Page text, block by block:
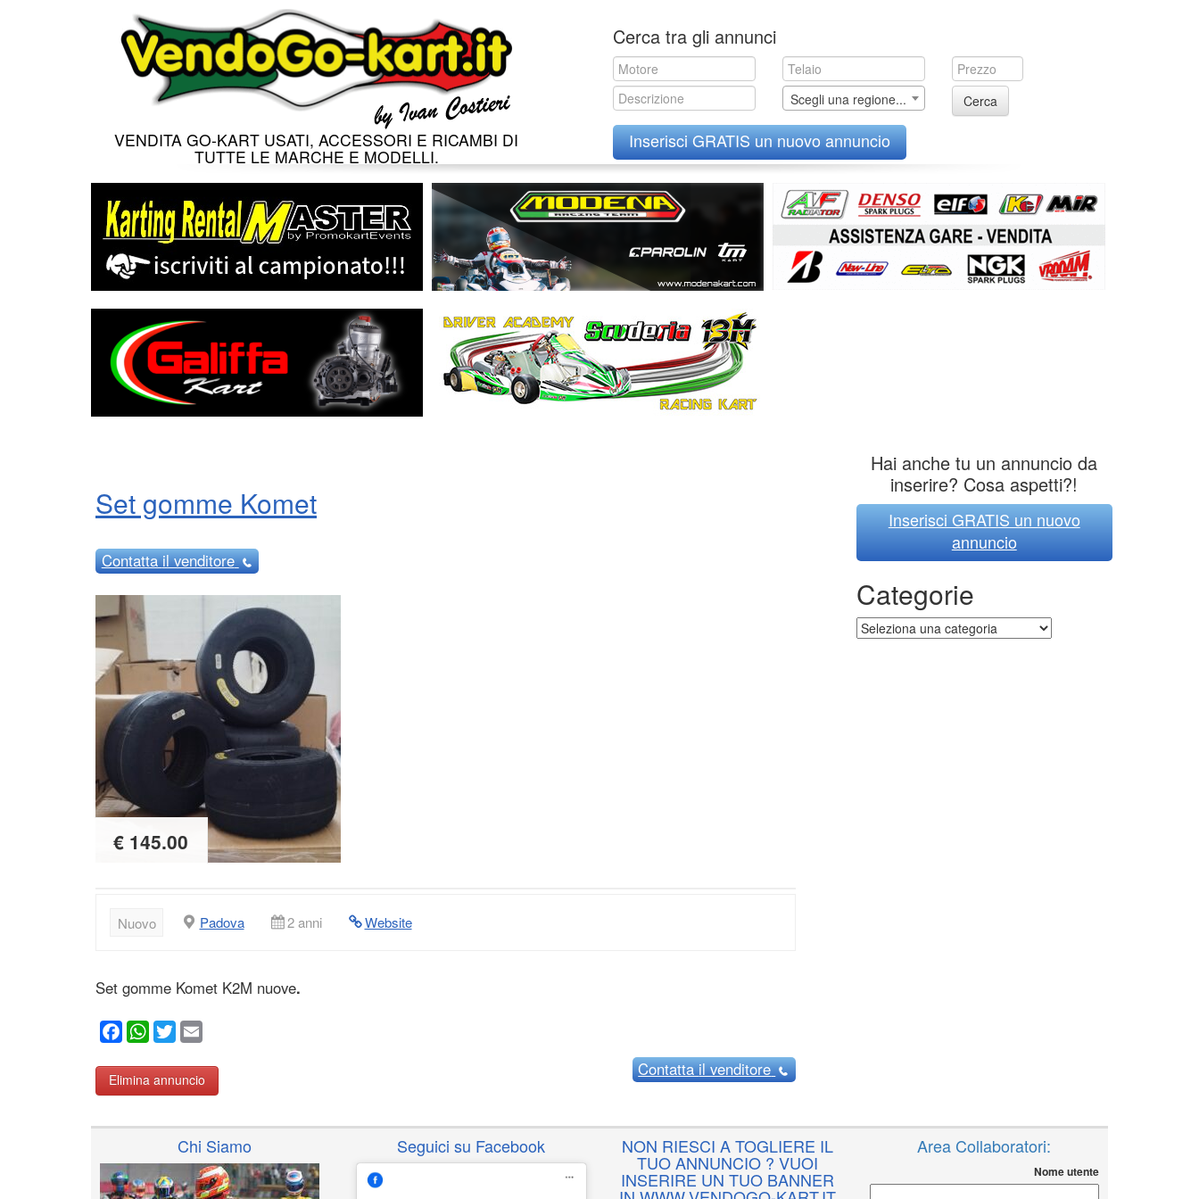
VENDITA GO-KART USATI, ACCESSORI E RICAMBI DI
TUTTE LE MARCHE E MODELLI.
to
content
Cerca tra gli annunci
Scegli una regione... Cerca
Inserisci GRATIS un nuovo annuncio
Set gomme Komet
Contattail venditore
€ 145.00
Nuovo Padova 2 anni Website
Set gomme Komet K2M nuove.
Facebook
WhatsApp
Twitter
Elimina annuncio
Contattail venditore
Hai anche tu un annuncio da
inserire? Cosa aspetti?!
Inserisci GRATIS un nuovo
annuncio
Categorie
Categorie
Chi Siamo Seguici su Facebook NON RIESCI A TOGLIERE IL
TUO ANNUNCIO ? VUOI
INSERIRE UN TUO BANNER
Area Collaboratori:
Nome utente